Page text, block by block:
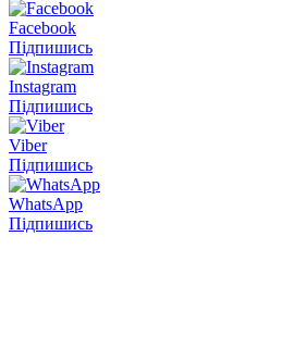
Facebook
Підпишись
Instagram
Підпишись
Viber
Підпишись
WhatsApp
Підпишись